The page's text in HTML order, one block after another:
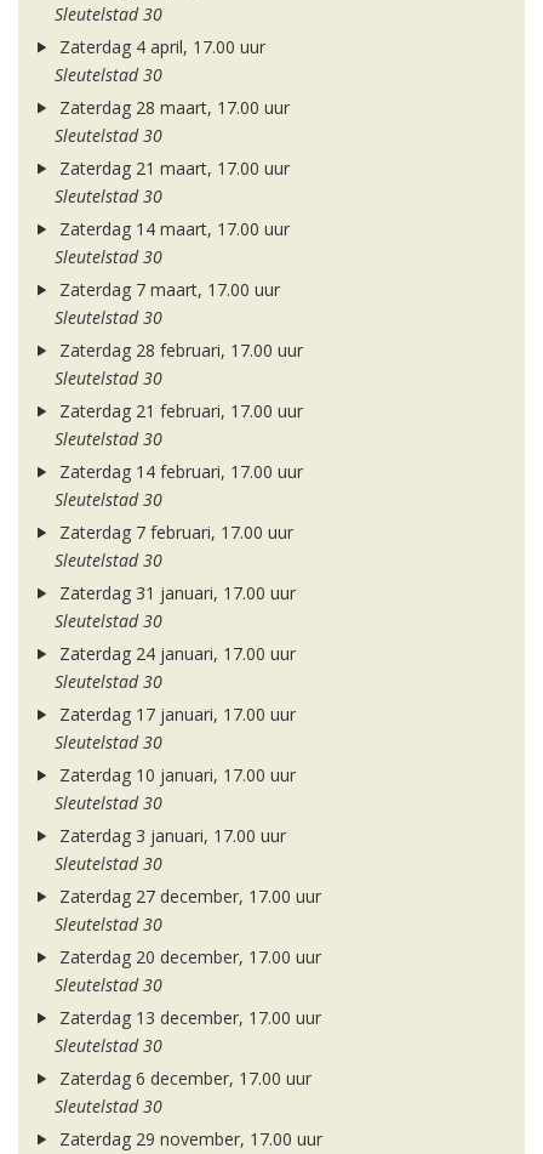
Sleutelstad 30
Zaterdag 4 april, 17.00 uur
Sleutelstad 30
Zaterdag 28 maart, 17.00 uur
Sleutelstad 30
Zaterdag 21 maart, 17.00 uur
Sleutelstad 30
Zaterdag 14 maart, 17.00 uur
Sleutelstad 30
Zaterdag 7 maart, 17.00 uur
Sleutelstad 30
Zaterdag 28 februari, 17.00 uur
Sleutelstad 30
Zaterdag 21 februari, 17.00 uur
Sleutelstad 30
Zaterdag 14 februari, 17.00 uur
Sleutelstad 30
Zaterdag 7 februari, 17.00 uur
Sleutelstad 30
Zaterdag 31 januari, 17.00 uur
Sleutelstad 30
Zaterdag 24 januari, 17.00 uur
Sleutelstad 30
Zaterdag 17 januari, 17.00 uur
Sleutelstad 30
Zaterdag 10 januari, 17.00 uur
Sleutelstad 30
Zaterdag 3 januari, 17.00 uur
Sleutelstad 30
Zaterdag 27 december, 17.00 uur
Sleutelstad 30
Zaterdag 20 december, 17.00 uur
Sleutelstad 30
Zaterdag 13 december, 17.00 uur
Sleutelstad 30
Zaterdag 6 december, 17.00 uur
Sleutelstad 30
Zaterdag 29 november, 17.00 uur